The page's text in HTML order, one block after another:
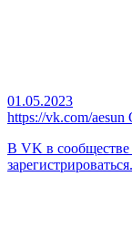
01.05.2023
https://vk.com/
В VK в